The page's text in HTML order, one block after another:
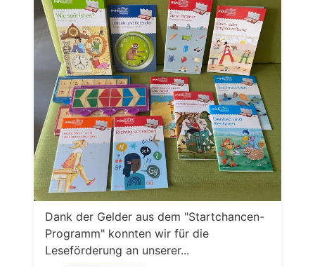
Dank der Gelder aus dem "Startchancen-
Programm" konnten wir für die
Leseförderung an unserer...